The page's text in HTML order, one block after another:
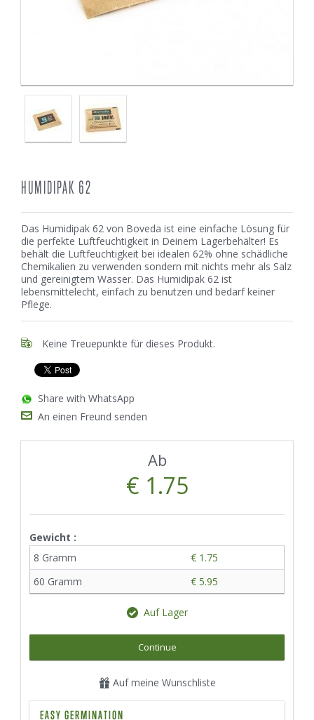
HUMIDIPAK 62
Das Humidipak 62 von Boveda ist eine einfache Lösung für
die perfekte Luftfeuchtigkeit in Deinem Lagerbehälter! Es
behält die Luftfeuchtigkeit bei idealen 62% ohne schädliche
Chemikalien zu verwenden sondern mit nichts mehr als Salz
und gereinigtem Wasser. Das Humidipak 62 ist
lebensmittelecht, einfach zu benutzen und bedarf keiner
Pflege.
Keine Treuepunkte für dieses Produkt.
Share with WhatsApp
An einen Freund senden
Ab
€ 1.75
Gewicht :
8 Gramm
€ 1.75
60 Gramm
€ 5.95
Auf Lager
Continue
Auf meine Wunschliste
EASY GERMINATION